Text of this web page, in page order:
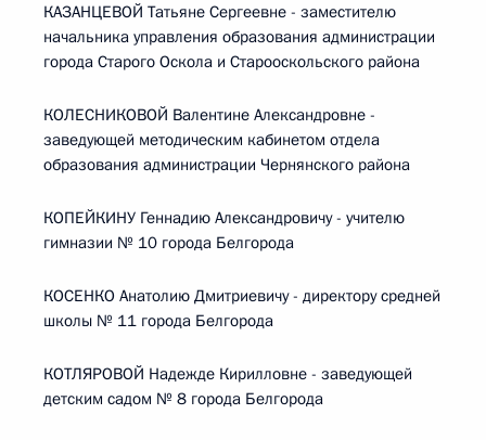
КАЗАНЦЕВОЙ Татьяне Сергеевне - заместителю
начальника управления образования администрации
города Старого Оскола и Старооскольского района
КОЛЕСНИКОВОЙ Валентине Александровне -
заведующей методическим кабинетом отдела
образования администрации Чернянского района
КОПЕЙКИНУ Геннадию Александровичу - учителю
гимназии № 10 города Белгорода
КОСЕНКО Анатолию Дмитриевичу - директору средней
школы № 11 города Белгорода
КОТЛЯРОВОЙ Надежде Кирилловне - заведующей
детским садом № 8 города Белгорода